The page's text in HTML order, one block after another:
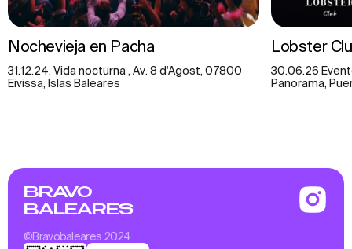
Nochevieja en Pacha
31.12.24. Vida nocturna , Av. 8 d'Agost, 07800
Eivissa, Islas Baleares
Lobster
30.06.26
Panorama,
BRAVO
BALEARES
©Bravobaleares 2024